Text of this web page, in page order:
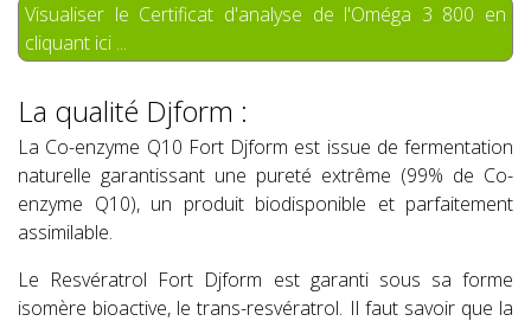
Visualiser le Certificat d'analyse de l'Oméga 3 800 en
cliquant ici ...
La qualité Djform :
La Co-enzyme Q10 Fort Djform est issue de fermentation
naturelle garantissant une pureté extrême (99% de Co-
enzyme Q10), un produit biodisponible et parfaitement
assimilable.
Le Resvératrol Fort Djform est garanti sous sa forme
isomère bioactive, le trans-resvératrol. Il faut savoir que la